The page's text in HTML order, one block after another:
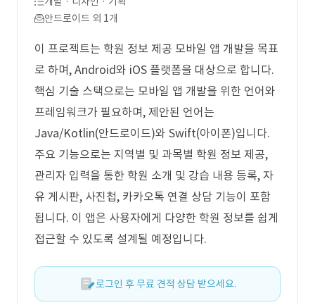
안드로이드 외 1개
이 프로젝트는 학원 정보 제공 모바일 앱 개발을 목표
로 하며, Android와 iOS 플랫폼을 대상으로 합니다.
핵심 기술 스택으로는 모바일 앱 개발을 위한 언어와
프레임워크가 필요하며, 제안된 언어는
Java/Kotlin(안드로이드)와 Swift(아이폰)입니다.
주요 기능으로는 지역별 및 과목별 학원 정보 제공,
관리자 입력을 통한 학원 소개 및 강습 내용 등록, 자
유 게시판, 사진첩, 카카오톡 연결 상담 기능이 포함
됩니다. 이 앱은 사용자에게 다양한 학원 정보를 쉽게
접근할 수 있도록 설계될 예정입니다.
로그인 후 무료 견적 상담 받으세요.